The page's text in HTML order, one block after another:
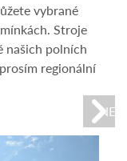
vybrané
Stroje
našich polních
regionální